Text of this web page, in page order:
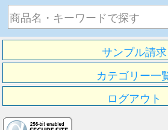
サンプル請求
カテゴリー一
ログアウト